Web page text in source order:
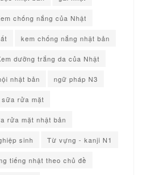
chống nắng của Nhật
kem chống nắng nhật bản
dưỡng trắng da của Nhật
nhật bản ngữ pháp N3
sữa rửa mặt
rửa mặt nhật bản
sinh Từ vựng - kanji N1
tiếng nhật theo chủ đề